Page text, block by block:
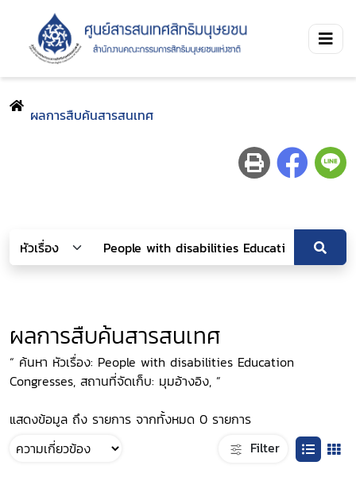
ผลการสืบค้นสารสนเทศ
ผลการสืบค้นสารสนเทศ
“ ค้นหา หัวเรื่อง: People with disabilities Education
Congresses, สถานที่จัดเก็บ: มุมอ้างอิง, ”
แสดงข้อมูล ถึง รายการ จากทั้งหมด 0 รายการ
Filter